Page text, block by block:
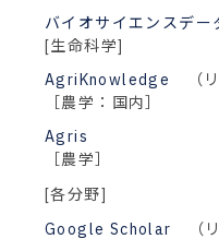
バイオサイエンスデー
[生命科学]
AgriKnowledge
（
［農学：国内］
Agris
［農学］
[各分野]
Google Scholar
（